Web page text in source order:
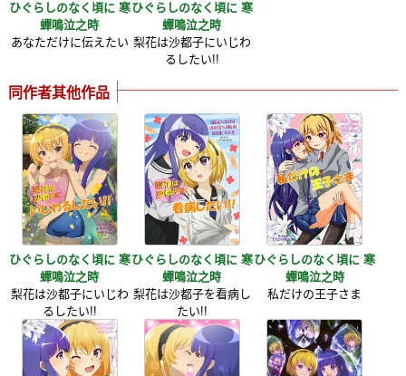
ひぐらしのなく頃に 寒
蟬鳴泣之時
あなただけに伝えたい
ひぐらしのなく頃に 寒
蟬鳴泣之時
梨花は沙都子にいじわ
るしたい!!
同作者其他作品
ひぐらしのなく頃に 寒
蟬鳴泣之時
梨花は沙都子にいじわ
るしたい!!
ひぐらしのなく頃に 寒
蟬鳴泣之時
梨花は沙都子を看病し
たい!!
ひぐらしのなく頃に 寒
蟬鳴泣之時
私だけの王子さま